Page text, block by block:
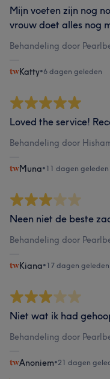
Mijn voeten zijn nog
vrouw doet alles nog
Behandeling door
Katty•6 dagen geleden
Loved the service!
Behandeling door
Muna•11 dagen geleden
Neen niet de beste
Behandeling door
Kiana•17 dagen geleden
Niet wat ik had
Behandeling door
Anoniem•21 dagen